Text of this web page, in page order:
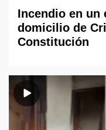
Incendio en un
domicilio de
Constitución